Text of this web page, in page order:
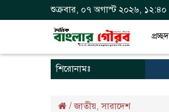
শুক্রবার, ০৭ অগাস্ট ২০২৬, ১২:৪০
প্রচ্ছদ
শিরোনামঃ
/জাতীয়,সারাদেশ